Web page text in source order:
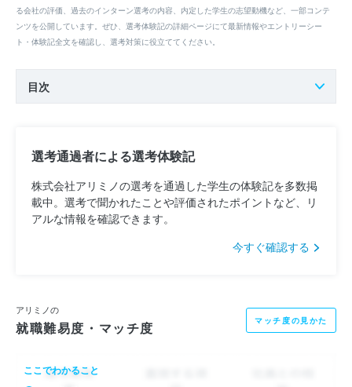
る会社の評価、過去のインターン選考の内容、内定した学生の志望動機など、一部コンテ
ンツを公開しています。ぜひ、選考体験記の詳細ページにて最新情報やエントリーシー
ト・体験記全文を確認し、選考対策に役立ててください。
目次
選考通過者による選考体験記
株式会社アリミノの選考を通過した学生の体験記を多数掲
載中。選考で聞かれたことや評価されたポイントなど、リ
アルな情報を確認できます。
今すぐ確認する
アリミノの
就職難易度・マッチ度 マッチ度の見かた
ここでわかること